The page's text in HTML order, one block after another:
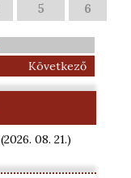
5 6
Következő
(2026. 08. 21.)